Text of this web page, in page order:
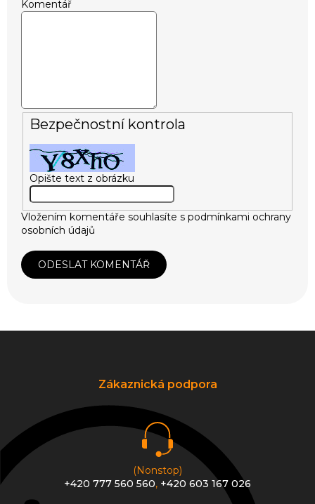
Komentář
Bezpečnostní kontrola
Opište text z obrázku
Vložením komentáře souhlasíte s podmínkami ochrany
osobních údajů
ODESLAT KOMENTÁŘ
Zákaznická podpora
(Nonstop)
+420 777 560 560, +420 603 167 026